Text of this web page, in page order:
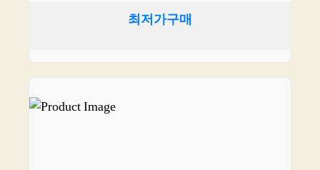
최저가구매